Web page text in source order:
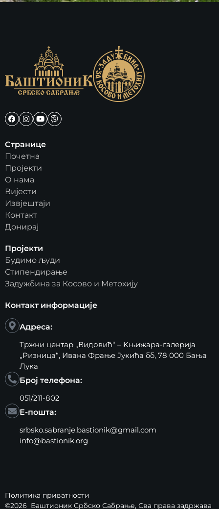
Странице
Почетна
Пројекти
О нама
Вијести
Извјештаји
Контакт
Донирај
Пројекти
Будимо људи
Стипендирање
Задужбина за Косово и Метохију
Контакт информације
Адреса:
Тржни центар „Видовић“ – Kњижара-галерија
„Ризница“, Ивана Фрање Јукића бб, 78 000 Бања
Лука
Број телефона:
051/211-802
Е-пошта:
srbsko.sabranje.bastionik@gmail.com
info@bastionik.org
Политика приватности
©2026 Баштионик Србско Сабрање, Сва права задржава